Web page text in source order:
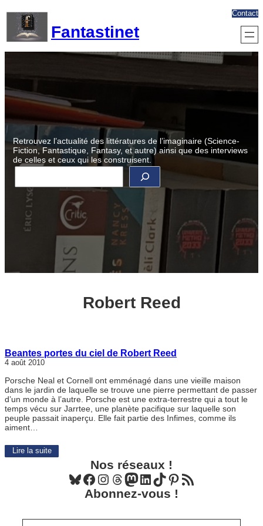
contenu
Fantastinet
Contact
Retrouvez l’actualité des littératures de l’imaginaire (Science-
Fiction, Fantastique, Fantasy, et autre) ainsi que des interviews
de celles et ceux qui les construisent.
R
c
Robert Reed
Beantes portes du ciel de Robert Reed
4 août 2010
Porsche Neal et Cornell ont emménagé dans une vieille maison
dans le jardin de laquelle se trouve une pierre permettant de passer
d’un monde à l’autre. Porsche est une extra-terrestre qui a tout le
temps vécu sur Jarrtee, une planète pacifique sur laquelle son
peuple passait inaperçu. Elle fait partie des Infimes, comme ils
aiment…
Lire la suite
Nos réseaux !
Bluesky Facebook Instagram Threads Mastodon LinkedIn TikTok Pinterest Flux RSS
Abonnez-vous !